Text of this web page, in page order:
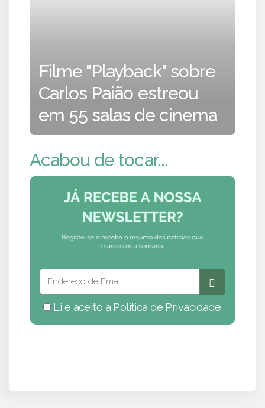
Filme "Playback" sobre
Carlos Paião estreou
em 55 salas de cinema
Acabou de tocar...
Li e aceito a Política de Privacidade